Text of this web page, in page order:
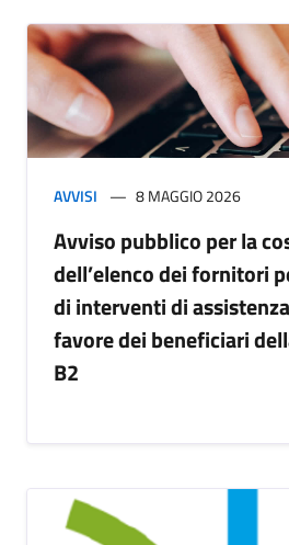
AVVISI 8 MAGGIO 2026
Avviso pubblico per la
dell’elenco dei fornitori
di interventi di
favore dei beneficiari
B2